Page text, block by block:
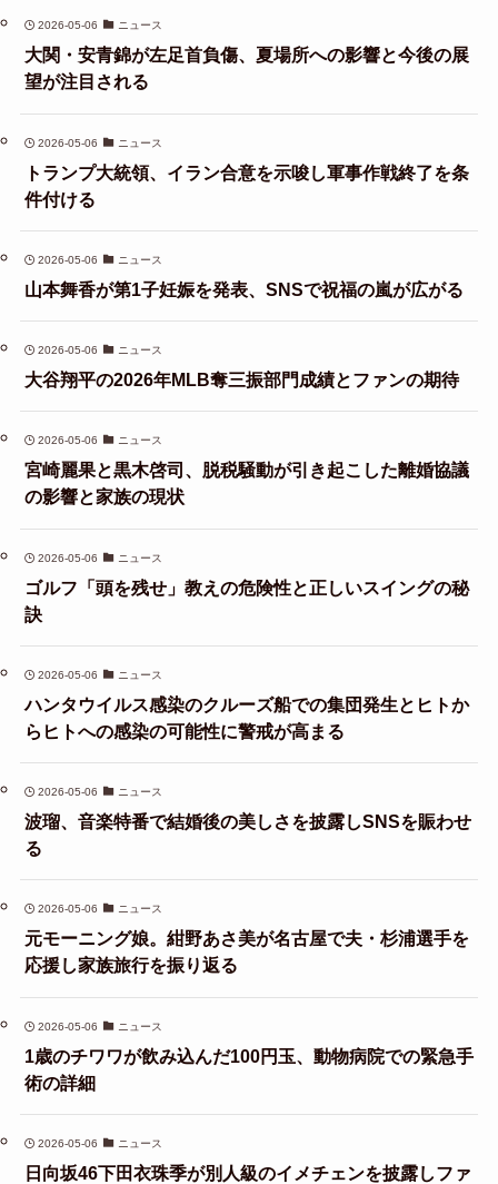
2026-05-06 ニュース
大関・安青錦が左足首負傷、夏場所への影響と今後の展
望が注目される
2026-05-06 ニュース
トランプ大統領、イラン合意を示唆し軍事作戦終了を条
件付ける
2026-05-06 ニュース
山本舞香が第1子妊娠を発表、SNSで祝福の嵐が広がる
2026-05-06 ニュース
大谷翔平の2026年MLB奪三振部門成績とファンの期待
2026-05-06 ニュース
宮崎麗果と黒木啓司、脱税騒動が引き起こした離婚協議
の影響と家族の現状
2026-05-06 ニュース
ゴルフ「頭を残せ」教えの危険性と正しいスイングの秘
訣
2026-05-06 ニュース
ハンタウイルス感染のクルーズ船での集団発生とヒトか
らヒトへの感染の可能性に警戒が高まる
2026-05-06 ニュース
波瑠、音楽特番で結婚後の美しさを披露しSNSを賑わせ
る
2026-05-06 ニュース
元モーニング娘。紺野あさ美が名古屋で夫・杉浦選手を
応援し家族旅行を振り返る
2026-05-06 ニュース
1歳のチワワが飲み込んだ100円玉、動物病院での緊急手
術の詳細
2026-05-06 ニュース
日向坂46下田衣珠季が別人級のイメチェンを披露しファ